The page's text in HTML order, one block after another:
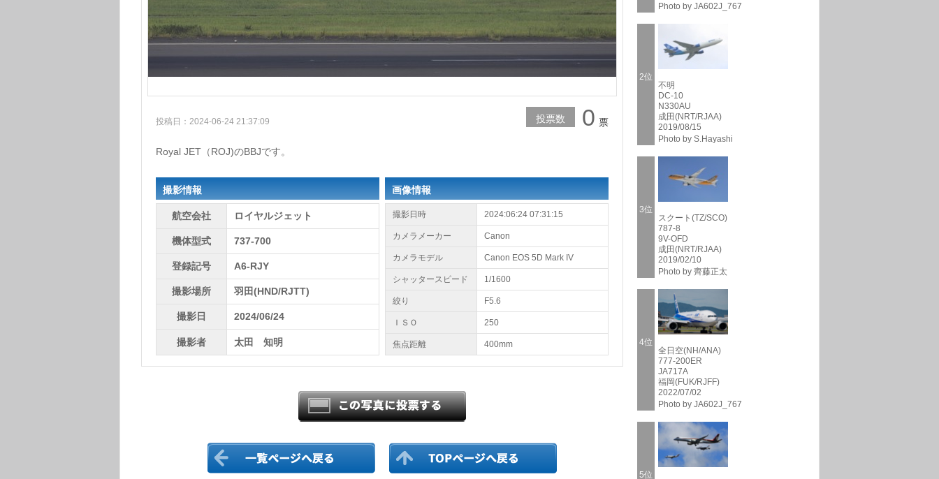
投稿日：2024-06-24 21:37:09 投票数 0 票
Royal JET（ROJ)のBBJです。
撮影情報
航空会社 ロイヤルジェット
機体型式 737-700
登録記号 A6-RJY
撮影場所 羽田(HND/RJTT)
撮影日 2024/06/24
撮影者 太田 知明
画像情報
撮影日時 2024:06:24 07:31:15
カメラメーカー Canon
カメラモデル Canon EOS 5D Mark IV
シャッタースピード 1/1600
絞り F5.6
ＩＳＯ 250
焦点距離 400mm
Photo by JA602J_767
2位
不明
DC-10
N330AU
成田(NRT/RJAA)
2019/08/15
Photo by S.Hayashi
3位
スクート(TZ/SCO)
787-8
9V-OFD
成田(NRT/RJAA)
2019/02/10
Photo by 齊藤正太
4位
全日空(NH/ANA)
777-200ER
JA717A
福岡(FUK/RJFF)
2022/07/02
Photo by JA602J_767
5位